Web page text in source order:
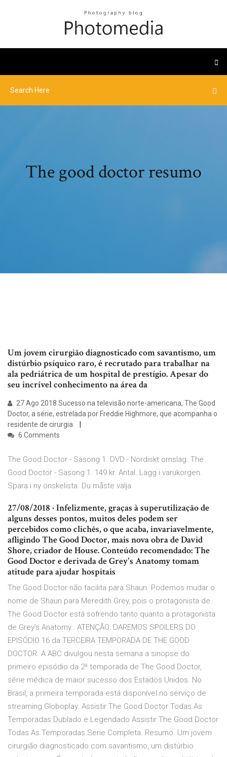
The good doctor resumo
Um jovem cirurgião diagnosticado com savantismo, um
distúrbio psíquico raro, é recrutado para trabalhar na
ala pedriátrica de um hospital de prestígio. Apesar do
seu incrível conhecimento na área da
27 Ago 2018 Sucesso na televisão norte-americana, The Good
Doctor, a série, estrelada por Freddie Highmore, que acompanha o
residente de cirurgia
6 Comments
The Good Doctor - Säsong 1. DVD - Nordiskt omslag. The
Good Doctor - Säsong 1. 149 kr. Antal. Lägg i varukorgen.
Spara i ny önskelista. Du måste välja
27/08/2018 · Infelizmente, graças à superutilização de
alguns desses pontos, muitos deles podem ser
percebidos como clichês, o que acaba, invariavelmente,
afligindo The Good Doctor, mais nova obra de David
Shore, criador de House. Conteúdo recomendado: The
Good Doctor e derivada de Grey's Anatomy tomam
atitude para ajudar hospitais
The Good Doctor não facilita para Shaun. Podemos mudar o
nome de Shaun para Meredith Grey, pois o protagonista de
The Good Doctor está sofrendo tanto quanto a protagonista
de Grey’s Anatomy.. ATENÇÃO: DAREMOS SPOILERS DO
EPISÓDIO 16 da TERCEIRA TEMPORADA DE THE GOOD
DOCTOR. A ABC divulgou nesta semana a sinopse do
primeiro episódio da 2ª temporada de The Good Doctor,
série médica de maior sucesso dos Estados Unidos. No
Brasil, a primeira temporada está disponível no serviço de
streaming Globoplay. Assistir The Good Doctor Todas As
Temporadas Dublado e Legendado Assistir The Good Doctor
Todas As Temporadas Serie Completa. Resumo. Um jovem
cirurgião diagnosticado com savantismo, um distúrbio